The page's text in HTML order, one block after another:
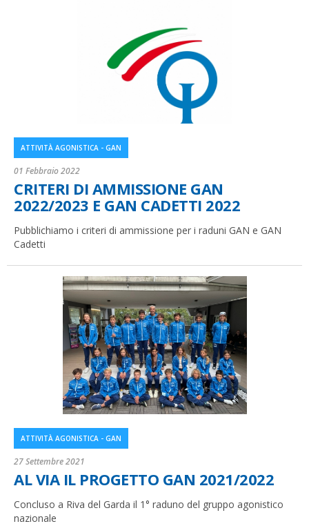
ATTIVITÀ AGONISTICA - GAN
01 Febbraio 2022
CRITERI DI AMMISSIONE GAN
2022/2023 E GAN CADETTI 2022
Pubblichiamo i criteri di ammissione per i raduni GAN e GAN
Cadetti
ATTIVITÀ AGONISTICA - GAN
27 Settembre 2021
AL VIA IL PROGETTO GAN 2021/2022
Concluso a Riva del Garda il 1° raduno del gruppo agonistico
nazionale